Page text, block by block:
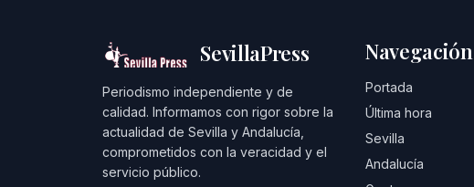
SevillaPress
Periodismo independiente y de
calidad. Informamos con rigor sobre la
actualidad de Sevilla y Andalucía,
comprometidos con la veracidad y el
servicio público.
Navegación
Portada
Última hora
Sevilla
Andalucía